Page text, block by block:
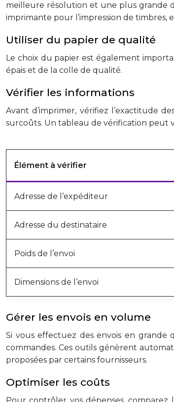
meilleure résolution et une plus grande
imprimante pour l’impression de
Utiliser du papier de qualité
Le choix du papier est également
épais et de la colle de qualité.
Vérifier les informations
Avant d’imprimer, vérifiez l’exactitude
surcoûts. Un tableau de vérification peut
Élément à vérifier
Adresse de l’expéditeur
Adresse du destinataire
Poids de l’envoi
Dimensions de l’envoi
Gérer les envois en volume
Si vous effectuez des envois en grande
commandes. Ces outils génèrent
proposées par certains fournisseurs.
Optimiser les coûts